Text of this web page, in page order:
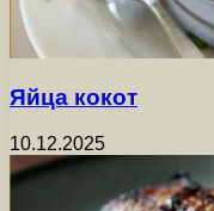
Яйца кокот
10.12.2025